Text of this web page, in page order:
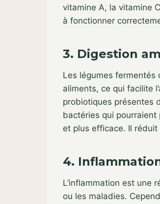
vitamine A, la vitamine
à fonctionner
3. Digestion
Les légumes fermentés
aliments, ce qui facilite
probiotiques présentes
bactéries qui
et plus efficace. Il
4.
L’inflammation est une
ou les maladies.